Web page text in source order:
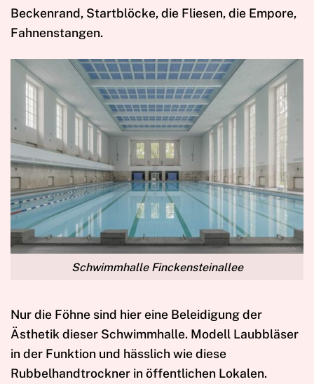
Beckenrand, Startblöcke, die Fliesen, die Empore,
Fahnenstangen.
Schwimmhalle Finckensteinallee
Nur die Föhne sind hier eine Beleidigung der
Ästhetik dieser Schwimmhalle. Modell Laubbläser
in der Funktion und hässlich wie diese
Rubbelhandtrockner in öffentlichen Lokalen.